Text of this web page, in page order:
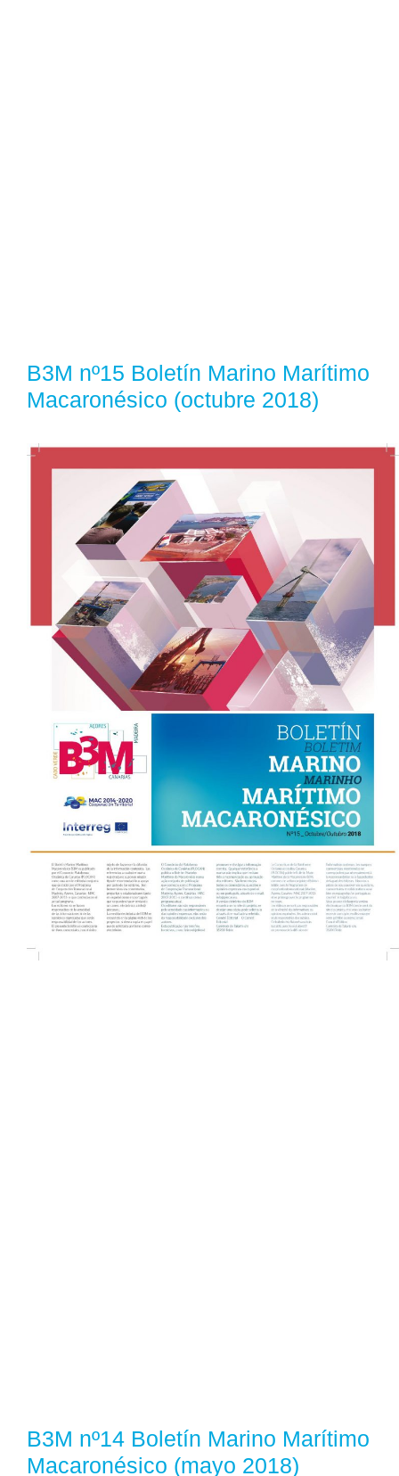
B3M nº15 Boletín Marino Marítimo
Macaronésico (octubre 2018)
B3M nº14 Boletín Marino Marítimo
Macaronésico (mayo 2018)